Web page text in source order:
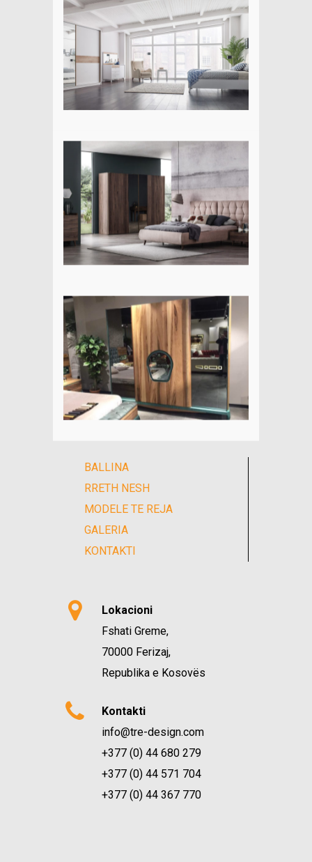
BALLINA
RRETH NESH
MODELE TE REJA
GALERIA
KONTAKTI
Lokacioni
Fshati Greme,
70000 Ferizaj,
Republika e Kosovës
Kontakti
info@tre-design.com
+377 (0) 44 680 279
+377 (0) 44 571 704
+377 (0) 44 367 770